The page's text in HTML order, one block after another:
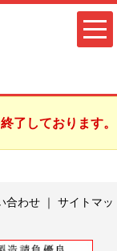
了しております。
合わせ｜ サイトマッ